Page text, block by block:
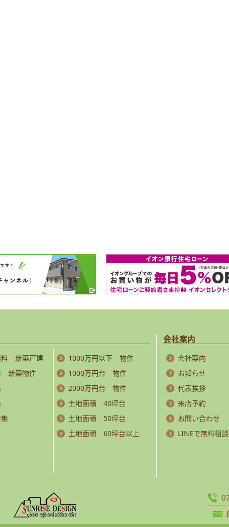
料 新築戸建
新築物件
1000万円以下 物件
1000万円台 物件
2000万円台 物件
土地面積 40坪台
土地面積 50坪台
土地面積 60坪台以上
会社案内
会社案内
お知らせ
代表挨拶
来店予約
お問い合わせ
LINEで無料相談